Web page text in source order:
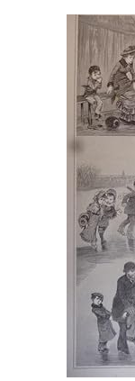
Art & Collectables
Start Selling